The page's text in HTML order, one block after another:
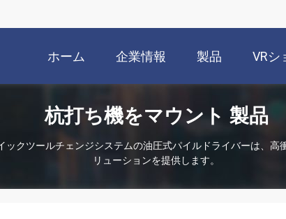
ホーム 企業情報 製品 VRシ
杭打ち機をマウント 製品
ックツールチェンジシステムの油圧式パイルドライバーは、高
リューションを提供します。